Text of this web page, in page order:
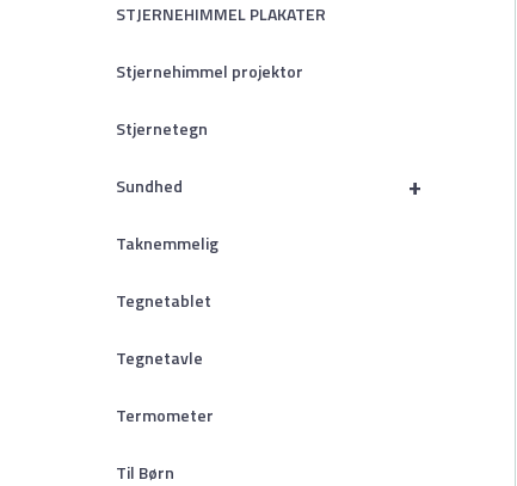
STJERNEHIMMEL PLAKATER
Stjernehimmel projektor
Stjernetegn
+
Sundhed
Taknemmelig
Tegnetablet
Tegnetavle
Termometer
Til Børn